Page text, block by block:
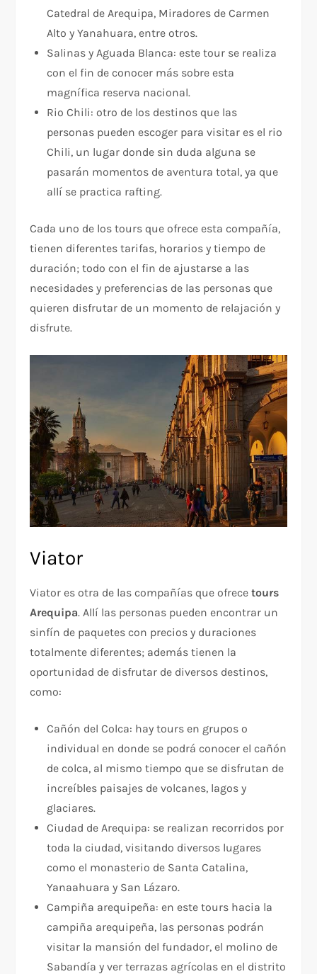
Catedral de Arequipa, Miradores de Carmen
Alto y Yanahuara, entre otros.
Salinas y Aguada Blanca: este tour se realiza
con el fin de conocer más sobre esta
magnífica reserva nacional.
Rio Chili: otro de los destinos que las
personas pueden escoger para visitar es el rio
Chili, un lugar donde sin duda alguna se
pasarán momentos de aventura total, ya que
allí se practica rafting.
Cada uno de los tours que ofrece esta compañía,
tienen diferentes tarifas, horarios y tiempo de
duración; todo con el fin de ajustarse a las
necesidades y preferencias de las personas que
quieren disfrutar de un momento de relajación y
disfrute.
Viator
Viator es otra de las compañías que ofrecetours
Arequipa. Allí las personas pueden encontrar un
sinfín de paquetes con precios y duraciones
totalmente diferentes; además tienen la
oportunidad de disfrutar de diversos destinos,
como:
Cañón del Colca: hay tours en grupos o
individual en donde se podrá conocer el cañón
de colca, al mismo tiempo que se disfrutan de
increíbles paisajes de volcanes, lagos y
glaciares.
Ciudad de Arequipa: se realizan recorridos por
toda la ciudad, visitando diversos lugares
como el monasterio de Santa Catalina,
Yanaahuara y San Lázaro.
Campiña arequipeña: en este tours hacia la
campiña arequipeña, las personas podrán
visitar la mansión del fundador, el molino de
Sabandía y ver terrazas agrícolas en el distrito